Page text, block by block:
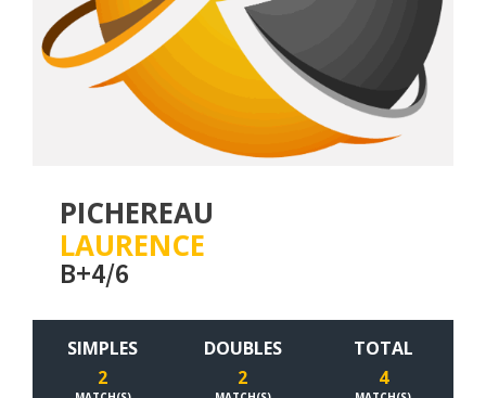
PICHEREAU
LAURENCE
B+4/6
SIMPLES
2
DOUBLES
2
TOTAL
4